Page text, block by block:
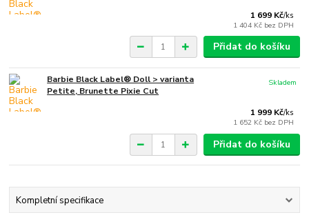
1 699 Kč/ks
1 404 Kč bez DPH
Přidat do košíku
Barbie Black Label® Doll > varianta
Petite, Brunette Pixie Cut
1 999 Kč/ks
1 652 Kč bez DPH
Skladem
Přidat do košíku
Kompletní specifikace